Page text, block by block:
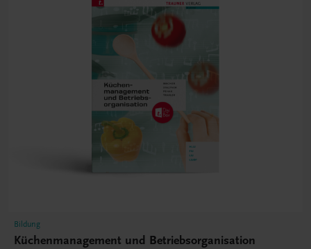
Bildung
Küchenmanagement und Betriebsorganisation